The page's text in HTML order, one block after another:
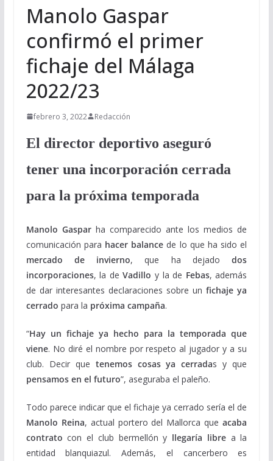
Manolo Gaspar
confirmó el primer
fichaje del Málaga
2022/23
febrero 3, 2022 Redacción
El director deportivo aseguró
tener una incorporación cerrada
para la próxima temporada
Manolo Gasparha comparecido ante los medios de
comunicación para hacer balance de lo que ha sido el
mercado de invierno, que ha dejadodos
incorporaciones, la deVadillo y la de Febas, además
de dar interesantes declaraciones sobre unfichaje ya
cerrado para la próxima campaña.
“Hay un fichaje ya hecho para la temporada que
viene. No diré el nombre por respeto al jugador y a su
club. Decir que tenemos cosas ya cerradas y que
pensamos en el futuro”, aseguraba el paleño.
Todo parece indicar que el fichaje ya cerrado sería el de
Manolo Reina, actual portero del Mallorca queacaba
contrato con el club bermellón y llegaría librea la
entidad blanquiazul. Además, el cancerbero es